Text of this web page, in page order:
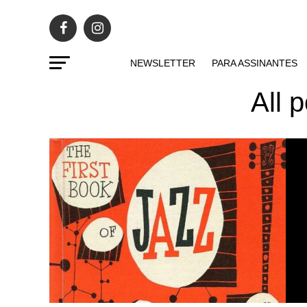
NEWSLETTER PARA ASSINANTES
All